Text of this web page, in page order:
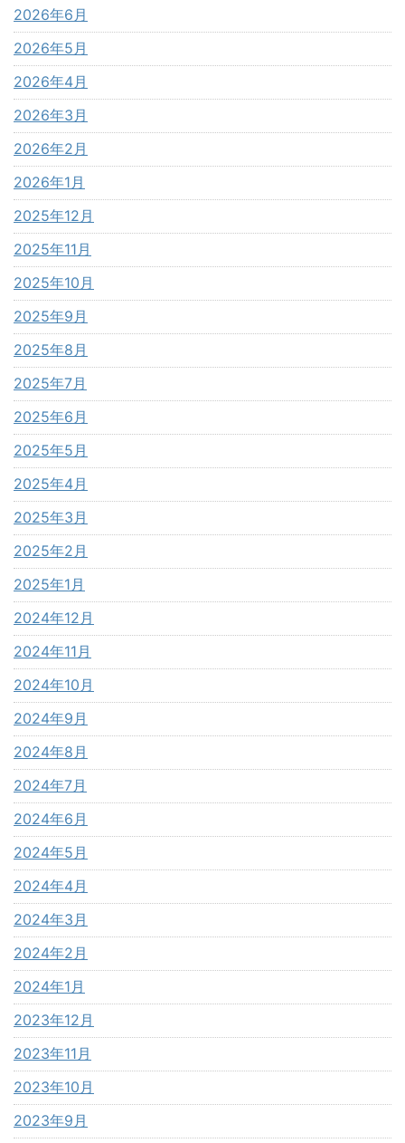
2026年6月
2026年5月
2026年4月
2026年3月
2026年2月
2026年1月
2025年12月
2025年11月
2025年10月
2025年9月
2025年8月
2025年7月
2025年6月
2025年5月
2025年4月
2025年3月
2025年2月
2025年1月
2024年12月
2024年11月
2024年10月
2024年9月
2024年8月
2024年7月
2024年6月
2024年5月
2024年4月
2024年3月
2024年2月
2024年1月
2023年12月
2023年11月
2023年10月
2023年9月